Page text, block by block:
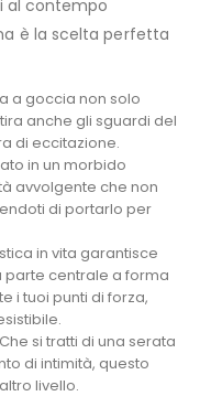
al contempo
è la scelta perfetta
a goccia non solo
anche gli sguardi del
di eccitazione.
in un morbido
avvolgente che non
di portarlo per
in vita garantisce
parte centrale a forma
i tuoi punti di forza,
Che si tratti di una serata
di intimità, questo
livello.